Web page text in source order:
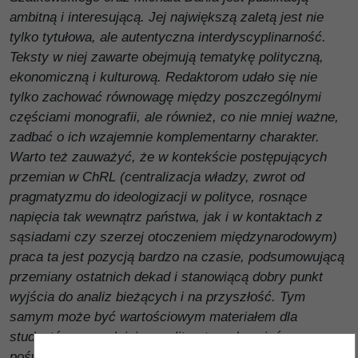
ambitną i interesującą. Jej największą zaletą jest nie
tylko tytułowa, ale autentyczna interdyscyplinarność.
Teksty w niej zawarte obejmują tematykę polityczną,
ekonomiczną i kulturową. Redaktorom udało się nie
tylko zachować równowagę między poszczególnymi
częściami monografii, ale również, co nie mniej ważne,
zadbać o ich wzajemnie komplementarny charakter.
Warto też zauważyć, że w kontekście postępujących
przemian w ChRL (centralizacja władzy, zwrot od
pragmatyzmu do ideologizacji w polityce, rosnące
napięcia tak wewnątrz państwa, jak i w kontaktach z
sąsiadami czy szerzej otoczeniem międzynarodowym)
praca ta jest pozycją bardzo na czasie, podsumowującą
przemiany ostatnich dekad i stanowiącą dobry punkt
wyjścia do analiz bieżących i na przyszłość. Tym
samym może być wartościowym materiałem dla
studentów, uzupełniającym literaturę do zajęć